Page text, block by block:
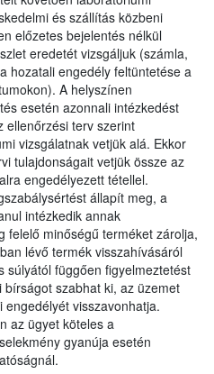
és szállítás közbeni
előzetes bejelentés nélkül
eredetét vizsgáljuk (számla,
hozatali engedély feltüntetése a
A helyszínen
esetén azonnali intézkedést
ellenőrzési terv szerint
vizsgálatnak vetjük alá. Ekkor
tulajdonságait vetjük össze az
engedélyezett tétellel.
állapít meg, a
intézkedik annak
felelő minőségű terméket zárolja,
lévő termék visszahívásáról
súlyától függően figyelmeztetést
szabhat ki, az üzemet
visszavonhatja.
az ügyet köteles a
gyanúja esetén